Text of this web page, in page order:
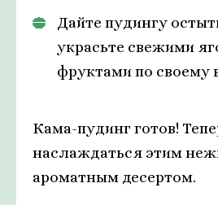
Дайте пудингу
украсьте свежими
фруктами по своему
Кама-пудинг готов!
наслаждаться этим
ароматным десертом.